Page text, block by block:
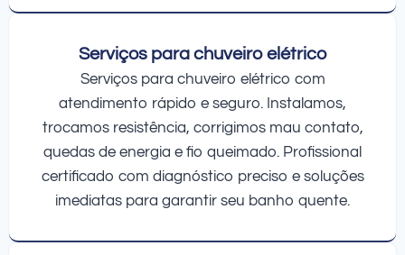
Serviços para chuveiro elétrico
Serviços para chuveiro elétrico com
atendimento rápido e seguro. Instalamos,
trocamos resistência, corrigimos mau contato,
quedas de energia e fio queimado. Profissional
certificado com diagnóstico preciso e soluções
imediatas para garantir seu banho quente.